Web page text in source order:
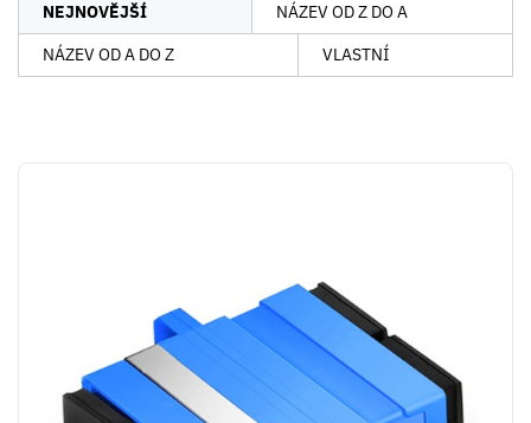
NEJNOVĚJŠÍ
NÁZEV OD Z DO A
NÁZEV OD A DO Z
VLASTNÍ